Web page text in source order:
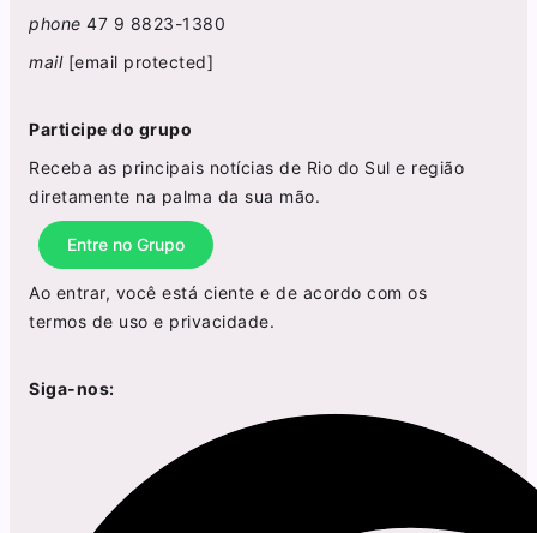
phone 47 9 8823-1380
mail [email protected]
Participe do grupo
Receba as principais notícias de Rio do Sul e região
diretamente na palma da sua mão.
Entre no Grupo
Ao entrar, você está ciente e de acordo com os
termos de uso e privacidade.
Siga-nos: